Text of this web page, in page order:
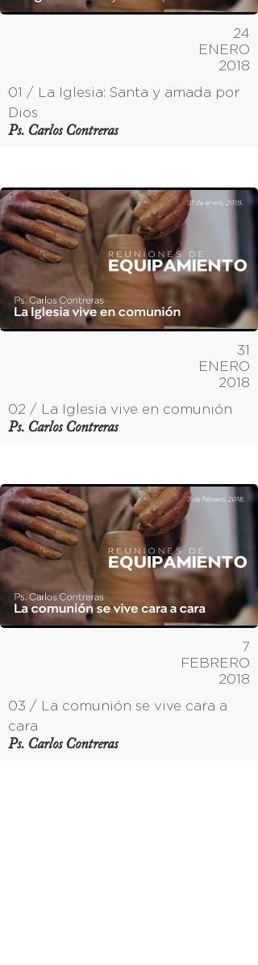
24
ENERO
2018
01 / La Iglesia: Santa y amada por
Dios
Ps. Carlos Contreras
31
ENERO
2018
02 / La Iglesia vive en comunión
Ps. Carlos Contreras
7
FEBRERO
2018
03 / La comunión se vive cara a
cara
Ps. Carlos Contreras